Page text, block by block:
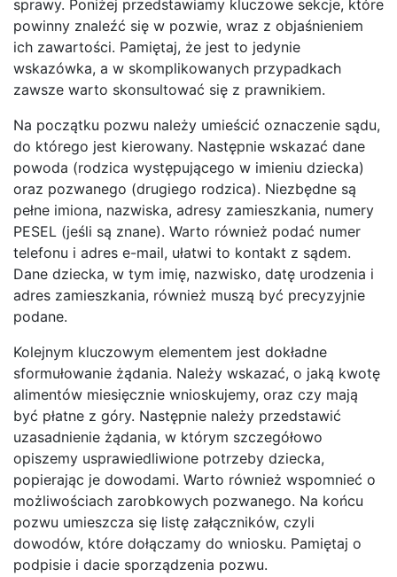
sprawy. Poniżej przedstawiamy kluczowe sekcje, które
powinny znaleźć się w pozwie, wraz z objaśnieniem
ich zawartości. Pamiętaj, że jest to jedynie
wskazówka, a w skomplikowanych przypadkach
zawsze warto skonsultować się z prawnikiem.
Na początku pozwu należy umieścić oznaczenie sądu,
do którego jest kierowany. Następnie wskazać dane
powoda (rodzica występującego w imieniu dziecka)
oraz pozwanego (drugiego rodzica). Niezbędne są
pełne imiona, nazwiska, adresy zamieszkania, numery
PESEL (jeśli są znane). Warto również podać numer
telefonu i adres e-mail, ułatwi to kontakt z sądem.
Dane dziecka, w tym imię, nazwisko, datę urodzenia i
adres zamieszkania, również muszą być precyzyjnie
podane.
Kolejnym kluczowym elementem jest dokładne
sformułowanie żądania. Należy wskazać, o jaką kwotę
alimentów miesięcznie wnioskujemy, oraz czy mają
być płatne z góry. Następnie należy przedstawić
uzasadnienie żądania, w którym szczegółowo
opiszemy usprawiedliwione potrzeby dziecka,
popierając je dowodami. Warto również wspomnieć o
możliwościach zarobkowych pozwanego. Na końcu
pozwu umieszcza się listę załączników, czyli
dowodów, które dołączamy do wniosku. Pamiętaj o
podpisie i dacie sporządzenia pozwu.